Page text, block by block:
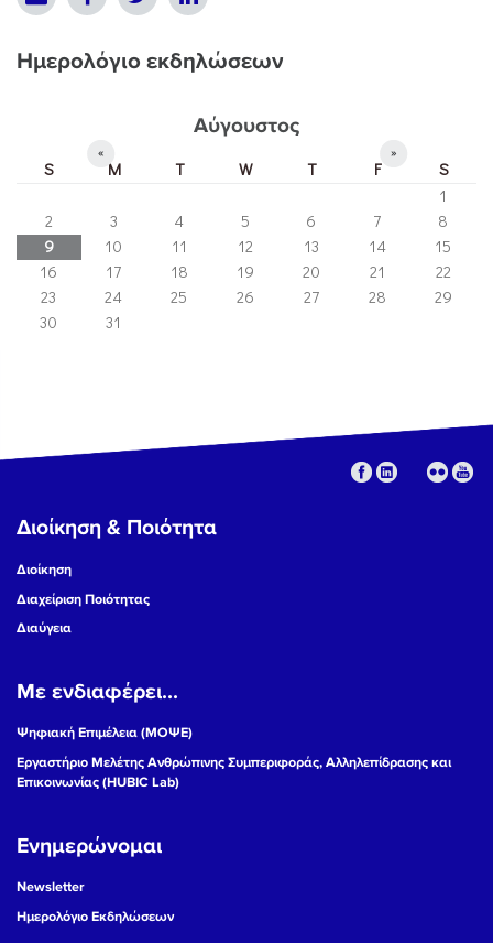
Ημερολόγιο εκδηλώσεων
Αύγουστος
« »
S M T W T F
S
1
2
3 4 5 6 7
8
9
10 11 12 13 14
15
16
17 18 19 20 21
22
23
24 25 26 27 28
29
30
31
Διοίκηση & Ποιότητα
Διοίκηση
Διαχείριση Ποιότητας
Διαύγεια
Με ενδιαφέρει...
Ψηφιακή Επιμέλεια (ΜΟΨΕ)
Εργαστήριο Μελέτης Ανθρώπινης Συμπεριφοράς, Αλληλεπίδρασης και
Επικοινωνίας (HUBIC Lab)
Ενημερώνομαι
Newsletter
Ημερολόγιο Εκδηλώσεων